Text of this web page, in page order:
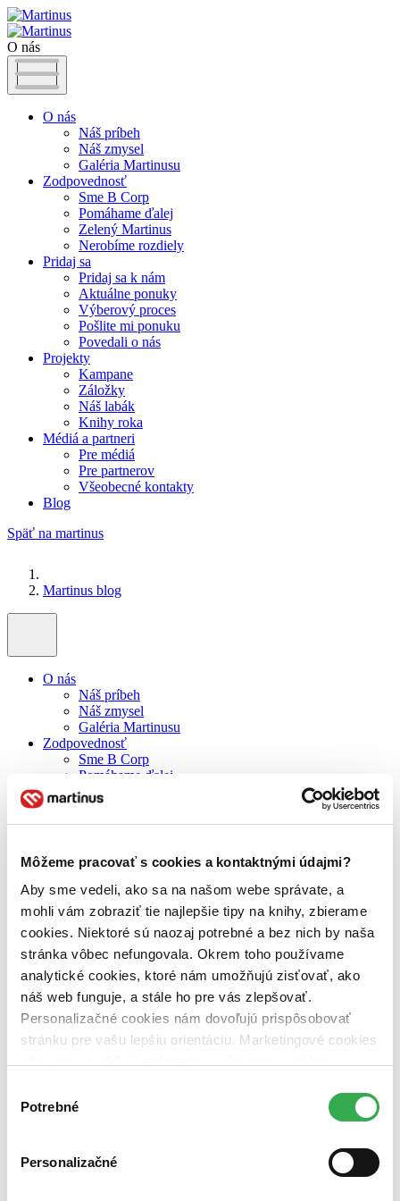
Môžeme pracovať s cookies a kontaktnými údajmi?
Aby sme vedeli, ako sa na našom webe správate, a
mohli vám zobraziť tie najlepšie tipy na knihy, zbierame
cookies. Niektoré sú naozaj potrebné a bez nich by naša
stránka vôbec nefungovala. Okrem toho používame
analytické cookies, ktoré nám umožňujú zisťovať, ako
náš web funguje, a stále ho pre vás zlepšovať.
Personalizačné cookies nám dovoľujú prispôsobovať
stránku pre vašu lepšiu orientáciu. Marketingové cookies
nám pomohlo, keby sme mohli používať všetky tieto
súhlasu
Potrebné
Personalizačné
O nás
O nás
Náš príbeh
Náš zmysel
Galéria Martinusu
Zodpovednosť
Sme B Corp
Pomáhame ďalej
Zelený Martinus
Nerobíme rozdiely
Pridaj sa
Pridaj sa k nám
Aktuálne ponuky
Výberový proces
Pošlite mi ponuku
Povedali o nás
Projekty
Kampane
Záložky
Náš labák
Knihy roka
Médiá a partneri
Pre médiá
Pre partnerov
Všeobecné kontakty
Blog
Späť na martinus
Martinus blog
O nás
Náš príbeh
Náš zmysel
Galéria Martinusu
Zodpovednosť
Sme B Corp
Pomáhame ďalej
Zelený Martinus
Nerobíme rozdiely
Pridaj sa
Aktuálne ponuky
Výberový proces
Pošlite mi ponuku
Povedali o nás
Projekty
Kampane
Záložky
Náš labák
Knihy roka
Médiá a partneri
Pre médiá
Pre partnerov
Všeobecné kontakty
Blog